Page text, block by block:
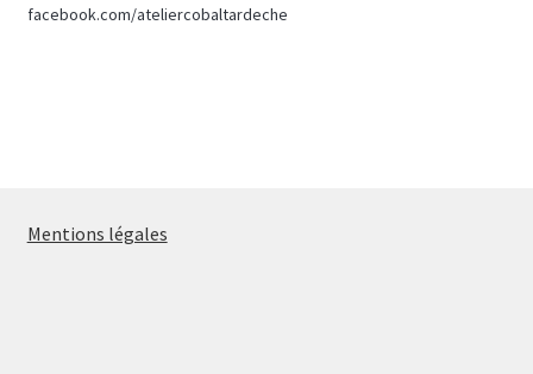
facebook.com/ateliercobaltardeche
Mentions légales